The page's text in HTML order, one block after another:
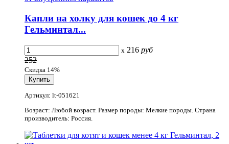
Капли на холку для кошек до 4 кг
Гельминтал...
x 216 руб
252
Скидка 14%
Артикул: lt-051621
Возраст: Любой возраст. Размер породы: Мелкие породы. Страна
производитель: Россия.